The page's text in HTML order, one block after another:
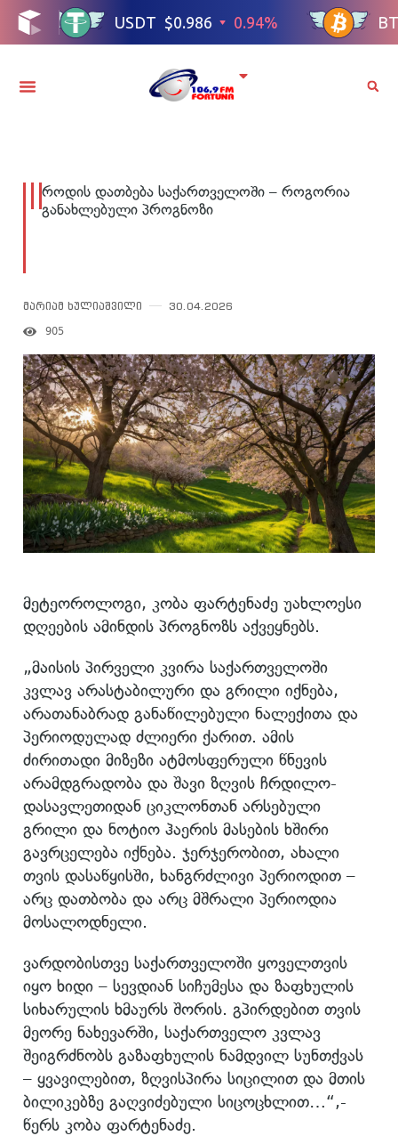
როდის დათბება საქართველოში – როგორია
განახლებული პროგნოზი
მარიამ ხულიაშვილი 30.04.2026
905
მეტეოროლოგი, კობა ფარტენაძე უახლოესი
დღეების ამინდის პროგნოზს აქვეყნებს.
„მაისის პირველი კვირა საქართველოში
კვლავ არასტაბილური და გრილი იქნება,
არათანაბრად განაწილებული ნალექითა და
პერიოდულად ძლიერი ქარით. ამის
ძირითადი მიზეზი ატმოსფერული წნევის
არამდგრადობა და შავი ზღვის ჩრდილო-
დასავლეთიდან ციკლონთან არსებული
გრილი და ნოტიო ჰაერის მასების ხშირი
გავრცელება იქნება. ჯერჯერობით, ახალი
თვის დასაწყისში, ხანგრძლივი პერიოდით –
არც დათბობა და არც მშრალი პერიოდია
მოსალოდნელი.
ვარდობისთვე საქართველოში ყოველთვის
იყო ხიდი – სევდიან სიჩუმესა და ზაფხულის
სიხარულის ხმაურს შორის. გპირდებით თვის
მეორე ნახევარში, საქართველო კვლავ
შეიგრძნობს გაზაფხულის ნამდვილ სუნთქვას
– ყვავილებით, ზღვისპირა სიცილით და მთის
ბილიკებზე გაღვიძებული სიცოცხლით…“,-
წერს კობა ფარტენაძე.